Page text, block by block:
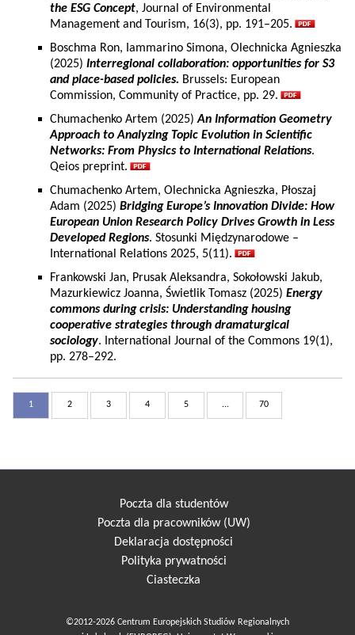
the ESG Concept, Journal of Environmental
Management and Tourism, 16(3), pp. 191–205.
Boschma Ron, Iammarino Simona, Olechnicka Agnieszka
(2025) Interregional collaboration: opportunities for S3
and place-based policies. Brussels: European
Commission, Community of Practice, pp. 29.
Chumachenko Artem (2025)An Information Geometry
Approach to Analyzing Topic Evolution in Scientific
Networks: From Physics to International Relations.
Qeios preprint.
Chumachenko Artem, Olechnicka Agnieszka, Płoszaj
Adam (2025) Bridging Europe’s Innovation Divide: How
European Union Research Policy Drives Growth in Less
Developed Regions. Stosunki Międzynarodowe –
International Relations 2025, 5(11).
Frankowski Jan, Prusak Aleksandra, Sokołowski Jakub,
Mazurkiewicz Joanna, Świetlik Tomasz (2025) Energy
commons during crisis: Understanding housing
cooperative strategies through dramaturgical
sociology. International Journal of the Commons 19(1),
pp. 278–292.
1 2 3 4 5 ... 70
Poczta dla studentów
Poczta dla pracowników (UW)
Deklaracja dostępności
Polityka prywatności
Ciasteczka
©2012-2026 Centrum Europejskich Studiów Regionalnych